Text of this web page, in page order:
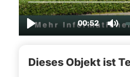
Dieses Objekt ist